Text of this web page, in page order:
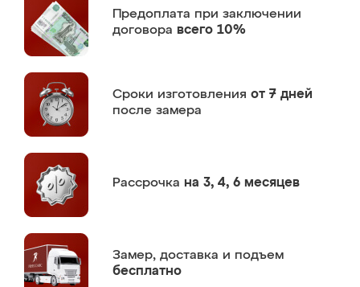
Предоплата при заключении
договора всего 10%
Сроки изготовления от 7 дней
после замера
Рассрочка на 3, 4, 6 месяцев
Замер, доставка и подъем
бесплатно